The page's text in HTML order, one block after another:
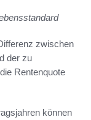
zwischen
der zu
Rentenquote
können